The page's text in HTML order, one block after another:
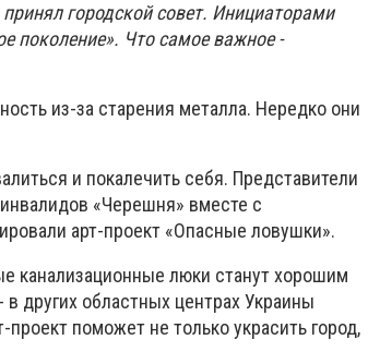
городской совет. Инициаторами
поколение». Что самое важное -
из-за старения металла. Нередко они
и покалечить себя. Представители
«Черешня» вместе с
арт-проект «Опасные ловушки».
канализационные люки станут хорошим
других областных центрах Украины
поможет не только украсить город,